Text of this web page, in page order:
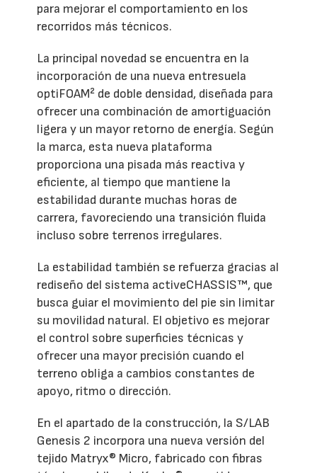
para mejorar el comportamiento en los
recorridos más técnicos.
La principal novedad se encuentra en la
incorporación de una nueva entresuela
optiFOAM² de doble densidad, diseñada para
ofrecer una combinación de amortiguación
ligera y un mayor retorno de energía. Según
la marca, esta nueva plataforma
proporciona una pisada más reactiva y
eficiente, al tiempo que mantiene la
estabilidad durante muchas horas de
carrera, favoreciendo una transición fluida
incluso sobre terrenos irregulares.
La estabilidad también se refuerza gracias al
rediseño del sistema activeCHASSIS™, que
busca guiar el movimiento del pie sin limitar
su movilidad natural. El objetivo es mejorar
el control sobre superficies técnicas y
ofrecer una mayor precisión cuando el
terreno obliga a cambios constantes de
apoyo, ritmo o dirección.
En el apartado de la construcción, la S/LAB
Genesis 2 incorpora una nueva versión del
tejido Matryx® Micro, fabricado con fibras